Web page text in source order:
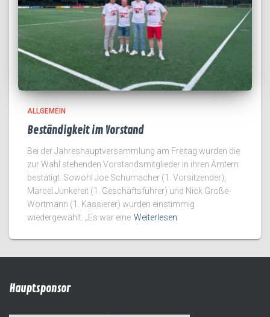
ALLGEMEIN
Beständigkeit im Vorstand
Bei der Jahreshauptversammlung am Freitag wurden die
zur Wahl stehenden Vorstandsmitglieder in ihren Ämtern
bestätigt. Sowohl Joe Schumacher (1. Vorsitzender),
Marcel Junkereit (1. Geschäftsführer) und Nick Große-
Wortmann (1. Kassierer) wurden einstimmig
wiedergewählt. „Es war eine Weiterlesen
Hauptsponsor